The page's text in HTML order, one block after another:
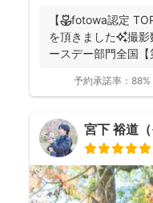
【🌷fotowa認定
を頂きました✨撮
ースデー部門全国
予約承諾率： 88%
宮下 裕道（